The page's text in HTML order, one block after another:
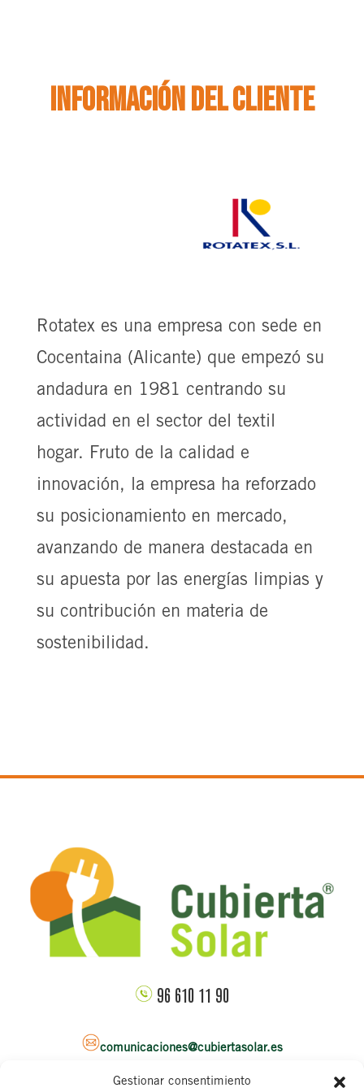
Gestionar consentimiento
Información del cliente
Rotatex es una empresa con sede en
Cocentaina (Alicante) que empezó su
andadura en 1981 centrando su
actividad en el sector del textil
hogar. Fruto de la calidad e
innovación, la empresa ha reforzado
su posicionamiento en mercado,
avanzando de manera destacada en
su apuesta por las energías limpias y
su contribución en materia de
sostenibilidad.
96 610 11 90
comunicaciones@cubiertasolar.es